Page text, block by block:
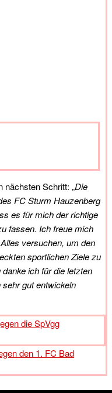
nächsten Schritt: „Die
FC Sturm Hauzenberg
es für mich der richtige
fassen. Ich freue mich
versuchen, um den
sportlichen Ziele zu
ich für die letzten
gut entwickeln
die SpVgg
den 1. FC Bad